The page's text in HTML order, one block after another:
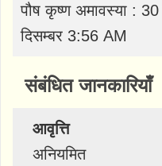
पौष कृष्ण अमावस्या :
दिसम्बर 3:56 AM
संबंधित जानकारियाँ
आवृत्ति
अनियमित